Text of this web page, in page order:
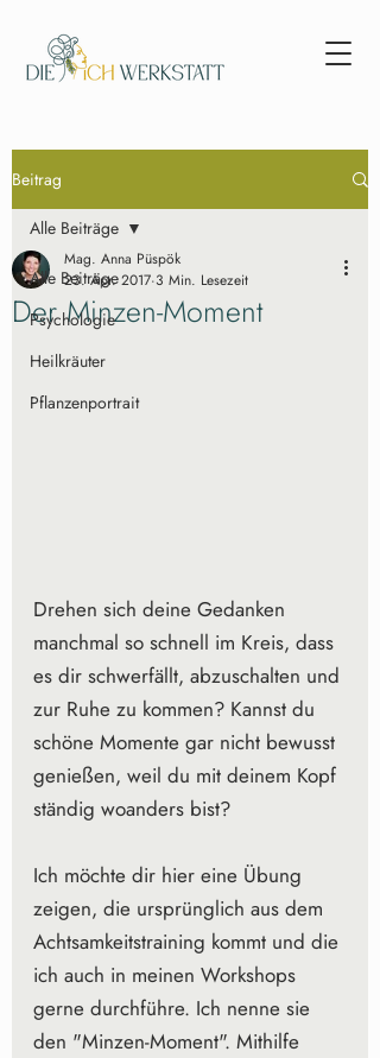
Beitrag
Alle Beiträge
Psychologie
Heilkräuter
Pflanzenportrait
Alle Beiträge
Der Minzen-Moment
Mag. Anna Püspök
23. Apr. 2017 3 Min. Lesezeit
Drehen sich deine Gedanken
manchmal so schnell im Kreis, dass
es dir schwerfällt, abzuschalten und
zur Ruhe zu kommen? Kannst du
schöne Momente gar nicht bewusst
genießen, weil du mit deinem Kopf
ständig woanders bist?
Ich möchte dir hier eine Übung
zeigen, die ursprünglich aus dem
Achtsamkeitstraining kommt und die
ich auch in meinen Workshops
gerne durchführe. Ich nenne sie
den "Minzen-Moment". Mithilfe